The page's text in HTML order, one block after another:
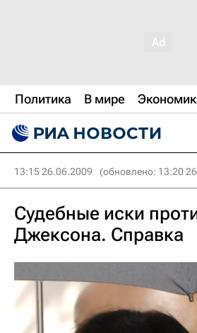
Политика В мире
13:15 26.06.2009 (обновлено: 13:20
Судебные иски
Джексона. Справка